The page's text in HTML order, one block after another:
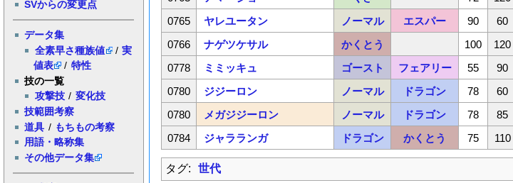
SVからの変更点
データ集
全素早さ種族値
/ 実
値表
/ 特性
技の一覧
攻撃技 / 変化技
技範囲考察
道具 / もちもの考察
用語・略称集
その他データ集
0765
ヤレユータン ノーマル エスパー 90 60
0766
ナゲツケサル かくとう 100 120
0778
ミミッキュ ゴースト フェアリー 55 90
0780
ジジーロン ノーマル ドラゴン 78 60
0780
メガジジーロン ノーマル ドラゴン 78 85
0784
ジャラランガ ドラゴン かくとう 75 110
タグ: 世代